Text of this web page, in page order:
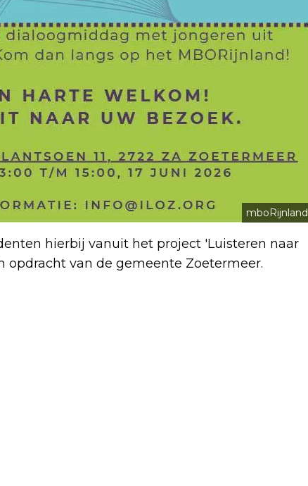
mboRijnland
hierbij vanuit het project 'Luisteren naar
van de gemeente Zoetermeer.